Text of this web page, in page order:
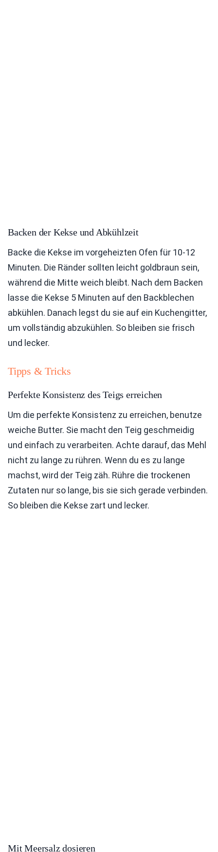
Backen der Kekse und Abkühlzeit
Backe die Kekse im vorgeheizten Ofen für 10-12
Minuten. Die Ränder sollten leicht goldbraun sein,
während die Mitte weich bleibt. Nach dem Backen
lasse die Kekse 5 Minuten auf den Backblechen
abkühlen. Danach legst du sie auf ein Kuchengitter,
um vollständig abzukühlen. So bleiben sie frisch
und lecker.
Tipps & Tricks
Perfekte Konsistenz des Teigs erreichen
Um die perfekte Konsistenz zu erreichen, benutze
weiche Butter. Sie macht den Teig geschmeidig
und einfach zu verarbeiten. Achte darauf, das Mehl
nicht zu lange zu rühren. Wenn du es zu lange
machst, wird der Teig zäh. Rühre die trockenen
Zutaten nur so lange, bis sie sich gerade verbinden.
So bleiben die Kekse zart und lecker.
Mit Meersalz dosieren